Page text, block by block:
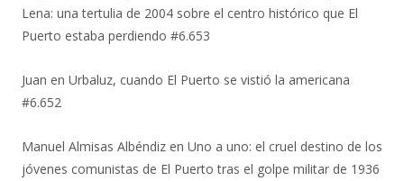
Lena: una tertulia de 2004 sobre el centro histórico que El
Puerto estaba perdiendo #6.653
Juan en Urbaluz, cuando El Puerto se vistió la americana
#6.652
Manuel Almisas Albéndiz en Uno a uno: el cruel destino de los
jóvenes comunistas de El Puerto tras el golpe militar de 1936